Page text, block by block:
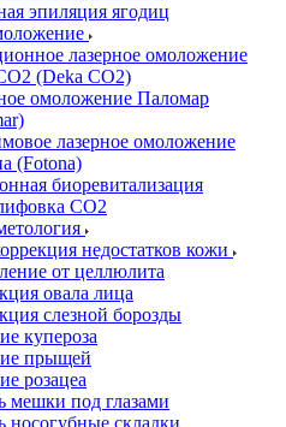
эпиляция ягодиц
лазерное омоложение
(Deka CO2)
омоложение Паломар
лазерное омоложение
(Fotona)
биоревитализация
СО2
недостатков кожи
от целлюлита
овала лица
слезной борозды
купероза
прыщей
розацеа
мешки под глазами
носогубные складки